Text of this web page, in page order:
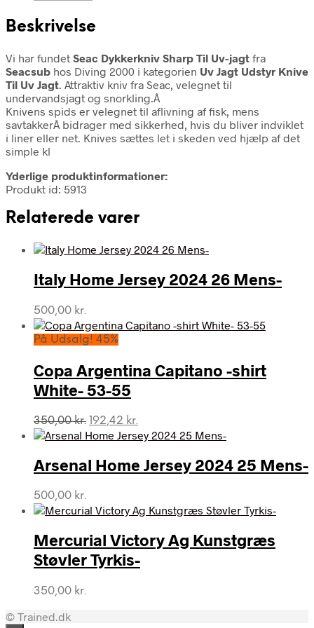
Beskrivelse
Vi har fundet Seac Dykkerkniv Sharp Til Uv-jagt fra
Seacsub hos Diving 2000 i kategorien Uv Jagt Udstyr Knive
Til Uv Jagt. Attraktiv kniv fra Seac, velegnet til
undervandsjagt og snorkling.Â
Knivens spids er velegnet til aflivning af fisk, mens
savtakkerÂ bidrager med sikkerhed, hvis du bliver indviklet
i liner eller net. Knives sættes let i skeden ved hjælp af det
simple kl
Yderlige produktinformationer:
Produkt id: 5913
Relaterede varer
Italy Home Jersey 2024 26 Mens-
500,00 kr.
På Udsalg! 45%
Copa Argentina Capitano -shirt
White- 53-55
350,00kr. Den
oprindelige
var:
350,00 kr..
192,42 kr.
aktuelle
er:
192,42 kr..
Arsenal Home Jersey 2024 25 Mens-
500,00 kr.
Mercurial Victory Ag Kunstgræs
Støvler Tyrkis-
350,00 kr.
© Trained.dk